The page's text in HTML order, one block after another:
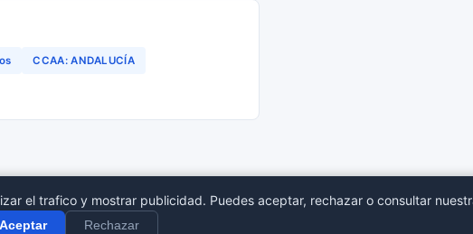
CCAA: ANDALUCÍA
el trafico y mostrar publicidad. Puedes aceptar, rechazar o consultar
Aceptar Rechazar